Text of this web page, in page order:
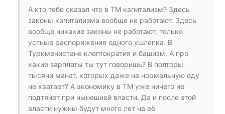
А кто тебе сказал что в ТМ капитализм? Здесь
законы капитализма вообще не работают. Здесь
вообще никакие законы не работают, только
устные распоряжения одного ушлепка. В
Туркменистане клептократия и башизм. А про
какие зарплаты ты тут говоришь? В полторы
тысячи манат, которых даже на нормальную еду
не хватает? А экономику в ТМ уже ничего не
подтянет при нынешней власти. Да и после этой
власти нужны будут много лет на её